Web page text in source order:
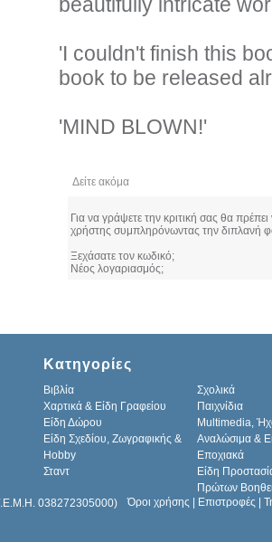
'I couldn't finish this
book to be released
'MIND BLOWN!'
Δείτε ακόμα
Για να γράψετε την κριτική σας θα
χρήστης συμπληρόνωντας την διπλανή
Ξεχάσατε τον κωδικό;
Νέος λογαριασμός;
Κατηγορίες
Βιβλία
Σχολικά
Χαρτικά & Είδη Γραφείου
Παιχνίδια
Είδη Δώρου
Multimedia,
Είδη Σχεδίου, Ζωγραφικής &
Hobby
Αναλώσιμα &
Εποχιακά
Σταντ
Είδη
Πρώτων
038272305000)
Όροι χρήσης Επιστροφές